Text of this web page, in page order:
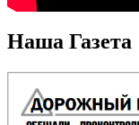
Наша Газета